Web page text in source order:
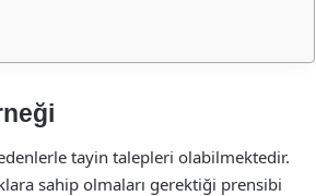
tayin talepleri olabilmektedir.
sahip olmaları gerektiği prensibi